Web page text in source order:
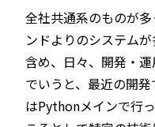
全社共通系のものが
ンドよりのシステム
含め、日々、開発・
でいうと、最近の開
はPythonメインで行